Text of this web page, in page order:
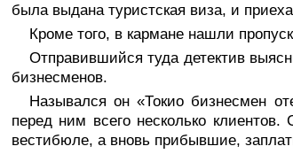
была выдана туристская виза, и
Кроме того, в кармане нашли
Отправившийся туда детектив
бизнесменов.
Назывался он «Токио бизнесмен
перед ним всего несколько
вестибюле, а вновь прибывшие,